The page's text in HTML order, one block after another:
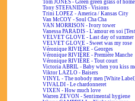
Tom JONES - Green green grass of home
Tony STEFANIDIS - Visions
Trini LOPEZ - America / Kansas City
Van McCOY - Soul Cha Cha
VAN MORRISON - Ivory tower
Vanessa PARADIS - L'amour en soi
VELVET GLOVE - Last day of summer
VELVET GLOVE - Sweet was my rose
Véronique RIVIÈRE - Georges
Véronique RIVIÈRE - Première Manche
Véronique RIVIÈRE - Tout court
Victoria ABRIL - Baby when you kiss
Viktor LAZLO - Baisers
VINYL - The nobody men [White Label]
VIVALDI - Le chardonneret
VIXEN - How much love
Warren ZEVON - Sentimental hygiene